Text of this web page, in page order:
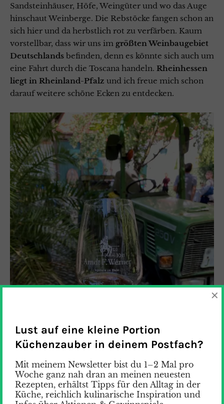
Sandsteinhäuser, Höfe, Weingüter und wo das Auge
hinschaut Weinberge. Die Rebstöcke fangen schon an
sich hier und da herbstlich rot zu verfärben. Kaum
vorstellbar, dass wir uns im größten Weinbaugebiet
Deutschlands befinden, denn es könnte sich auch um
eine Fahrt durch die Toscana handeln. Rheinhessen
liegt in Rheinland-Pfalz und ich freue mich schon
darauf weitere schöne Ecken zu entdecken.
Lust auf eine kleine Portion
Küchenzauber in deinem Postfach?
Mit meinem Newsletter bist du 1–2 Mal pro
Woche ganz nah dran an meinen neuesten
Rezepten, erhältst Tipps für den Alltag in der
Küche, reichlich kulinarische Inspiration und
×